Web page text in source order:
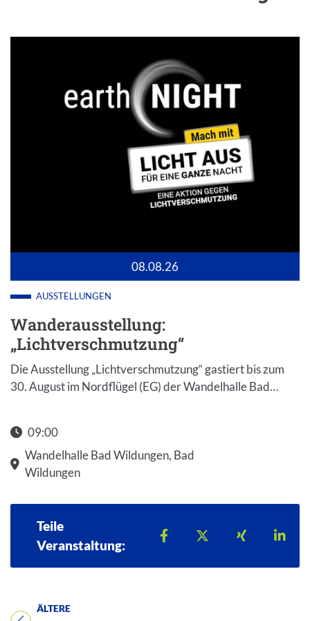
08.08.26
AUSSTELLUNGEN
Wanderausstellung:
„Lichtverschmutzung“
Die Ausstellung „Lichtverschmutzung“ gastiert bis zum
30. August im Nordflügel (EG) der Wandelhalle Bad…
09:00
Wandelhalle Bad Wildungen, Bad
Wildungen
Teile
Veranstaltung:
Teilen auf Facebook
Teilen auf X
Teilen auf
ÄLTERE